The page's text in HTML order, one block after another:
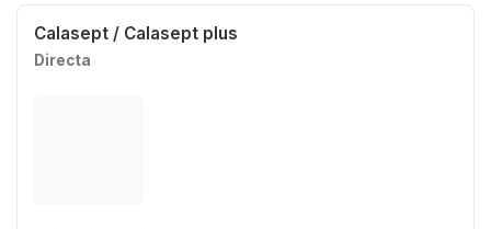
Calasept / Calasept plus
Directa